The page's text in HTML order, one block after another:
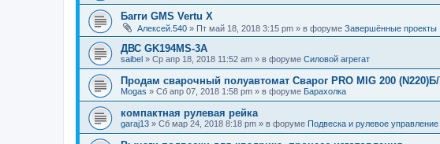
Багги GMS Vertu X
Алексей.540 » Пт май 18, 2018 3:15 pm » в форуме Завершённые проекты
ДВС GK194MS-3A
saibel » Ср апр 18, 2018 11:52 am » в форуме Силовой агрегат
Продам сварочный полуавтомат Сварог PRO MIG 200
Mogas » Сб апр 07, 2018 1:58 pm » в форуме Барахолка
компактная рулевая рейка
garaj13 » Сб мар 24, 2018 8:18 pm » в форуме Подвеска и рулевое управление